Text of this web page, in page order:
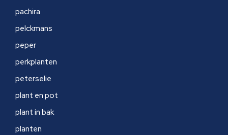
pachira
pelckmans
peper
perkplanten
peterselie
plant en pot
plant in bak
planten